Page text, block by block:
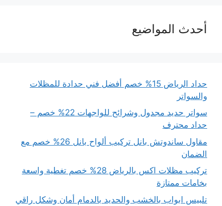
أحدث المواضيع
حداد الرياض 15% خصم أفضل فني حدادة للمظلات
والسواتر
سواتر حديد مجدول وشرائح للواجهات 22% خصم –
حداد محترف
مقاول ساندوتش بانل تركيب ألواح بانل 26% خصم مع
الضمان
تركيب مظلات اكس بالرياض 28% خصم تغطية واسعة
بخامات ممتازة
تلبيس ابواب بالخشب والحديد بالدمام أمان وشكل راقي